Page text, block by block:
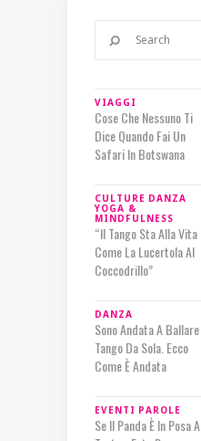
VIAGGI
Cose Che Nessuno Ti
Dice Quando Fai Un
Safari In Botswana
CULTURE DANZA
YOGA &
MINDFULNESS
“Il Tango Sta Alla Vita
Come La Lucertola Al
Coccodrillo”
DANZA
Sono Andata A Ballare
Tango Da Sola. Ecco
Come È Andata
EVENTI PAROLE
Se Il Panda È In Posa A